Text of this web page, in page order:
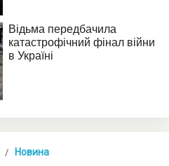
Новина